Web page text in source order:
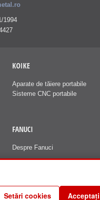
1994
KOIKE
Aparate de tăiere portabile
Sisteme CNC portabile
FANUCI
Despre Fanuci
Setări cookies